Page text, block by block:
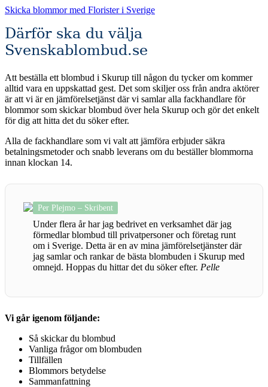
Skicka blommor med Florister i Sverige
Därför ska du välja
Svenskablombud.se
Att beställa ett blombud i Skurup till någon du tycker om kommer
alltid vara en uppskattad gest. Det som skiljer oss från andra aktörer
är att vi är en jämförelsetjänst där vi samlar alla fackhandlare för
blommor som skickar blombud över hela Skurup och gör det enkelt
för dig att hitta det du söker efter.
Alla de fackhandlare som vi valt att jämföra erbjuder säkra
betalningsmetoder och snabb leverans om du beställer blommorna
innan klockan 14.
Per Plejmo – Skribent
Under flera år har jag bedrivet en verksamhet där jag
förmedlar blombud till privatpersoner och företag runt
om i Sverige. Detta är en av mina jämförelsetjänster där
jag samlar och rankar de bästa blombuden i Skurup med
omnejd. Hoppas du hittar det du söker efter. Pelle
Vi går igenom följande:
Så skickar du blombud
Vanliga frågor om blombuden
Tillfällen
Blommors betydelse
Sammanfattning